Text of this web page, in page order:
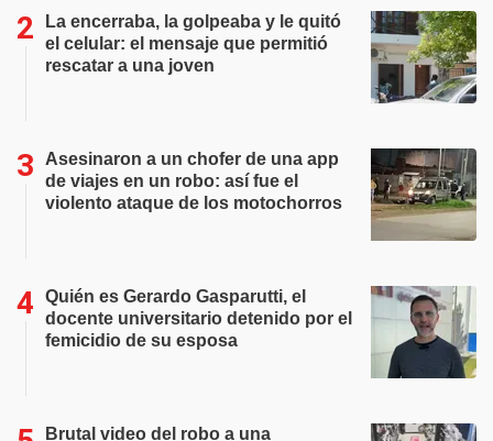
La encerraba, la golpeaba y le quitó
el celular: el mensaje que permitió
rescatar a una joven
Asesinaron a un chofer de una app
de viajes en un robo: así fue el
violento ataque de los motochorros
Quién es Gerardo Gasparutti, el
docente universitario detenido por el
femicidio de su esposa
Brutal video del robo a una